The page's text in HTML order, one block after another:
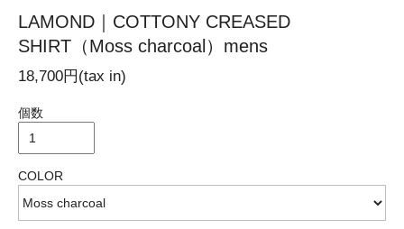
LAMOND｜COTTONY CREASED
SHIRT（Moss charcoal）mens
18,700円(tax in)
個数
COLOR